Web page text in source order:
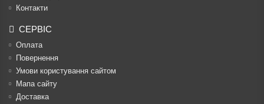
Контакти
СЕРВІС
Оплата
Повернення
Умови користування сайтом
Мапа сайту
Доставка